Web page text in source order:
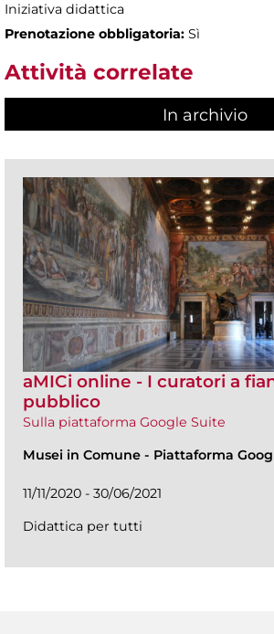
Iniziativa didattica
Prenotazione obbligatoria: Sì
Attività correlate
In archivio
aMICi online - I curatori a
pubblico
Sulla piattaforma Google Suite
Musei in Comune - Piattaforma
11/11/2020 - 30/06/2021
Didattica per tutti